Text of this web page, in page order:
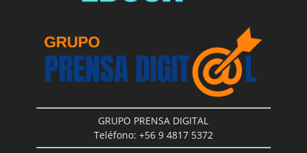
GRUPO PRENSA DIGITAL
Teléfono: +56 9 4817 5372